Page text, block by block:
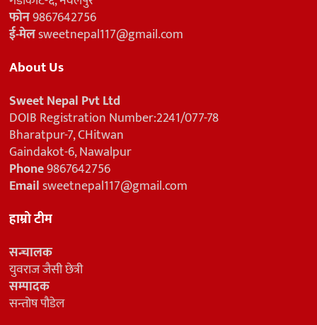
फोन9867642756
ई-मेलsweetnepal117@gmail.com
About Us
Sweet Nepal Pvt Ltd
DOIB Registration Number:2241/077-78
Bharatpur-7, CHitwan
Gaindakot-6, Nawalpur
Phone9867642756
Emailsweetnepal117@gmail.com
हाम्रो टीम
सन्चालक
युवराज जैसी छेत्री
सम्पादक
सन्तोष पौडेल